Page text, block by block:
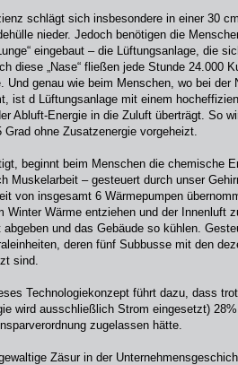
schlägt sich insbesondere in einer 30
nieder. Jedoch benötigen die
eingebaut – die Lüftungsanlage, die
diese „Nase“ fließen jede Stunde 24.000
Und genau wie beim Menschen, wo bei der
ist d Lüftungsanlage mit einem
Abluft-Energie in die Zuluft überträgt. So
ohne Zusatzenergie vorgeheizt.
beginnt beim Menschen die chemische
Muskelarbeit – gesteuert durch unser
von insgesamt 6 Wärmepumpen
Winter Wärme entziehen und der Innenluft
und das Gebäude so kühlen.
deren fünf Subbusse mit den
sind.
Technologiekonzept führt dazu, dass
wird ausschließlich Strom eingesetzt)
zugelassen hätte.
Zäsur in der